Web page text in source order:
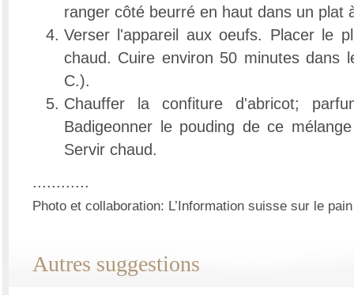
ranger côté beurré en haut dans un plat
Verser l'appareil aux oeufs. Placer le
chaud. Cuire environ 50 minutes dans
C.).
Chauffer la confiture d'abricot;
Badigeonner le pouding de ce
Servir chaud.
............
Photo et collaboration: L’Information suisse sur le pain
Autres suggestions